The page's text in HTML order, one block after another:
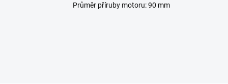
Průměr příruby motoru: 90 mm